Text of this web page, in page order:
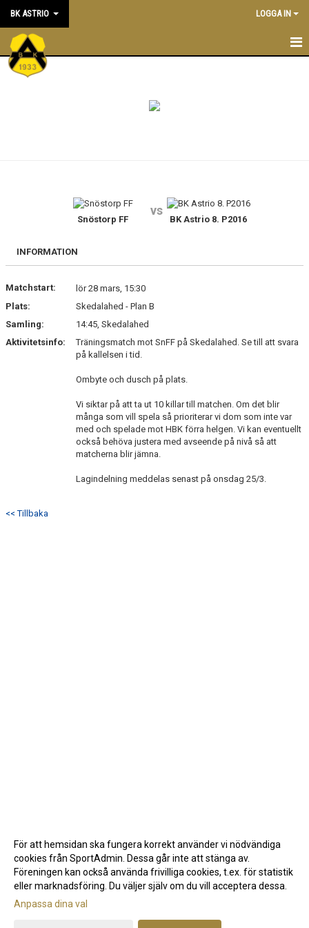
BK ASTRIO LOGGA IN
HEM
BLI MEDLEM
SÖNDRUMS IP
TRYGG I ASTRIO
Snöstorp FF
vs
BK Astrio 8. P2016
INFORMATION
Matchstart:
lör 28 mars, 15:30
Plats:
Skedalahed - Plan B
Samling:
14:45, Skedalahed
Aktivitetsinfo:
Träningsmatch mot SnFF på Skedalahed. Se till att svara
på kallelsen i tid.
Ombyte och dusch på plats.
Vi siktar på att ta ut 10 killar till matchen. Om det blir
många som vill spela så prioriterar vi dom som inte var
med och spelade mot HBK förra helgen. Vi kan eventuellt
också behöva justera med avseende på nivå så att
matcherna blir jämna.
Lagindelning meddelas senast på onsdag 25/3.
<< Tillbaka
Gå till Webbversion
För att hemsidan ska fungera korrekt använder vi nödvändiga
cookies från SportAdmin. Dessa går inte att stänga av.
Föreningen kan också använda frivilliga cookies, t.ex. för statistik
eller marknadsföring. Du väljer själv om du vill acceptera dessa.
Anpassa dina val